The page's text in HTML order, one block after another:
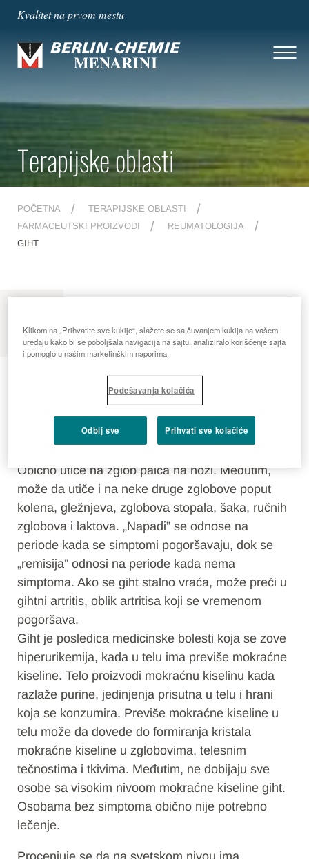
Kvalitet na prvom mestu
Terapijske oblasti
POČETNA
TERAPIJSKE OBLASTI
FARMACEUTSKI PROIZVODI
REUMATOLOGIJA
GIHT
Giht je čest oblik inflamatornog artritisa kojeg
odlikuju nagle, intenzivne epizode bola, otoka,
Obično utiče na zglob palca na nozi. Međutim,
može da utiče i na neke druge zglobove poput
kolena, gležnjeva, zglobova stopala, šaka, ručnih
zglobova i laktova. „Napadi” se odnose na
periode kada se simptomi pogoršavaju, dok se
„remisija” odnosi na periode kada nema
simptoma. Ako se giht stalno vraća, može preći u
gihtni artritis, oblik artritisa koji se vremenom
pogoršava.
Giht je posledica medicinske bolesti koja se zove
hiperurikemija, kada u telu ima previše mokraćne
kiseline. Telo proizvodi mokraćnu kiselinu kada
razlaže purine, jedinjenja prisutna u telu i hrani
koja se konzumira. Previše mokraćne kiseline u
telu može da dovede do formiranja kristala
mokraćne kiseline u zglobovima, telesnim
tečnostima i tkivima. Međutim, ne dobijaju sve
osobe sa visokim nivoom mokraćne kiseline giht.
Osobama bez simptoma obično nije potrebno
lečenje.
Procenjuje se da na svetskom nivou ima
Klikom na „Prihvatite sve kukije“, slažete se sa čuvanjem kukija na vašem
uređaju kako bi se poboljšala navigacija na sajtu, analiziralo korišćenje sajta
i pomoglo u našim marketinškim naporima.
Podešavanja kolačića
Odbij sve Prihvati sve kolačiće